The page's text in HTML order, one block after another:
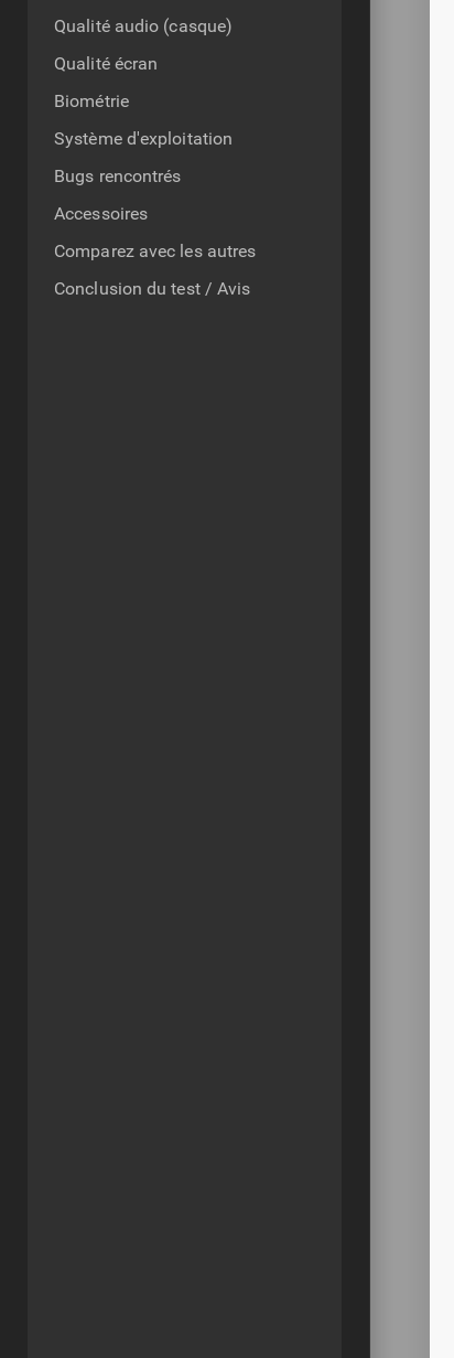
Qualité audio (casque)
Qualité écran
Biométrie
Système d'exploitation
Bugs rencontrés
Accessoires
Comparez avec les autres
Conclusion du test / Avis